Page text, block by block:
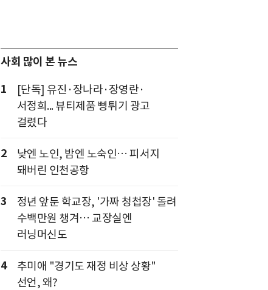
사회 많이 본 뉴스
1
[단독] 유진·장나라·장영란·
서정희... 뷰티제품 뻥튀기 광고
걸렸다
2
낮엔 노인, 밤엔 노숙인… 피서지
돼버린 인천공항
3
정년 앞둔 학교장, '가짜 청첩장' 돌려
수백만원 챙겨… 교장실엔
러닝머신도
4
추미애 "경기도 재정 비상 상황"
선언, 왜?